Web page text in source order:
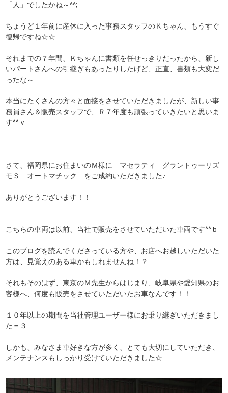
「人」でしたかね～^^;
ちょうど１年前に産休に入った事務スタッフのＫちゃん、もうすぐ
復帰ですね☆☆
それまでの７年間、Ｋちゃんに書類を任せっきりだったから、新し
いパートさんへの引継ぎもあったりしたげど、正直、書類も大変だ
ったな～
本当にたくさんの方々と面接をさせていただきましたが、新しい事
務員さん＆販売スタッフで、Ｒ７年度も頑張っていきたいと思いま
す^^ｖ
さて、福岡県にお住まいのＭ様に マセラティ グラントゥーリズ
モＳ オートマチック をご成約いただきました♪
ありがとうございます！！
こちらの車両は以前、当社で販売をさせていただいた車両です^^ｂ
このブログを読んでくださっている方や、お店へお越しいただいた
方は、見覚えのある車かもしれませんね！？
それもそのはず、東京のＭ先生からはじまり、岐阜県や愛知県のお
客様へ、何度も販売をさせていただいたお車なんです！！
１０年以上の期間を当社管理ユーザー様にお乗り継ぎいただきまし
た＝３
しかも、みなさま車好きな方が多く、とても大切にしていただき、
メンテナンスもしっかり受けていただきました☆